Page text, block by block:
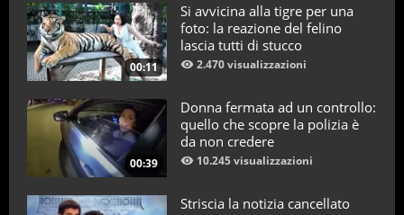
00:11
Si avvicina alla tigre per una
foto: la reazione del felino
lascia tutti di stucco
2.470 visualizzazioni
00:39
Donna fermata ad un controllo:
quello che scopre la polizia è
da non credere
10.245 visualizzazioni
Striscia la notizia cancellato